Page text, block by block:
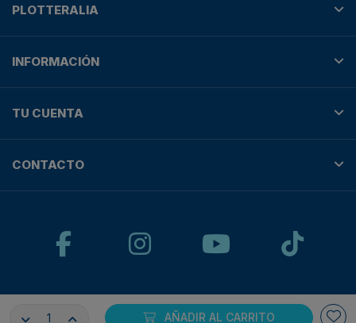
AÑADIR AL CARRITO
PLOTTERALIA
INFORMACIÓN
TU CUENTA
CONTACTO
© Plotteralia